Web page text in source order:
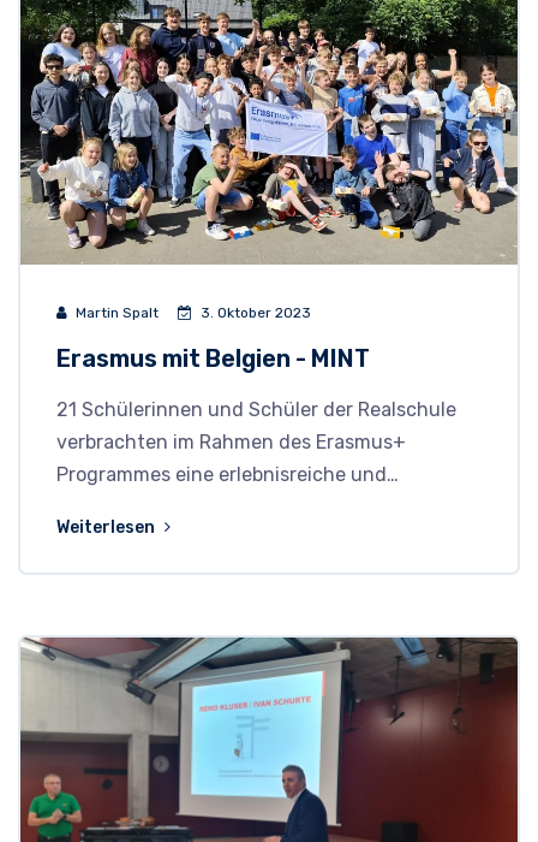
Martin Spalt 3. Oktober 2023
Erasmus mit Belgien - MINT
21 Schülerinnen und Schüler der Realschule
verbrachten im Rahmen des Erasmus+
Programmes eine erlebnisreiche und…
Weiterlesen